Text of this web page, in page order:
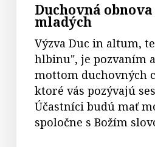
Duchovná
mladých
Výzva Duc in altum,
hlbinu", je pozvaním
mottom duchovných
ktoré vás pozývajú
Účastníci budú mať
spoločne s Božím